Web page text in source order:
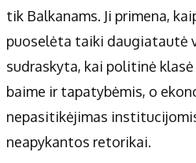
tik Balkanams. Ji primena,
puoselėta taiki daugiatautė
sudraskyta, kai politinė
baime ir tapatybėmis, o
nepasitikėjimas
neapykantos retorikai.